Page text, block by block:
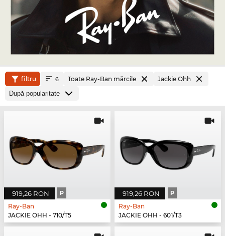
filtru 6 Toate Ray-Ban mărcile Jackie Ohh
919,26 RON P
Ray-Ban
JACKIE OHH - 710/T5
919,26 RON P
Ray-Ban
JACKIE OHH - 601/T3